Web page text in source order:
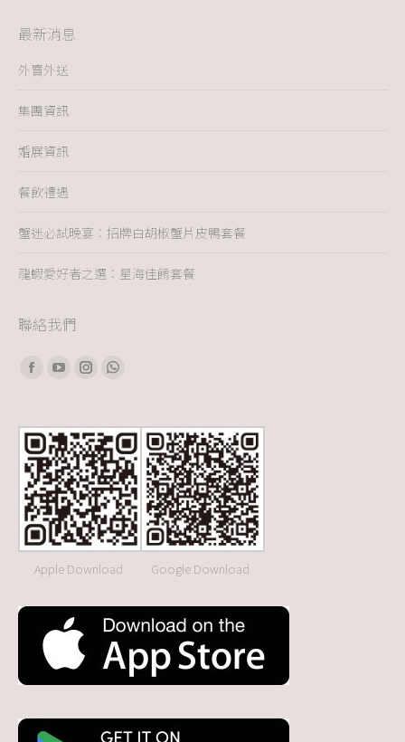
最新消息
外賣外送
集團資訊
婚展資訊
餐飲禮遇
蟹迷必試晚宴：招牌白胡椒蟹片皮鴨套餐
龍蝦愛好者之選：星海佳餚套餐
聯絡我們
Find us on:
FacebookYouTube
InstagramWhatsapp
Apple Download Google Download